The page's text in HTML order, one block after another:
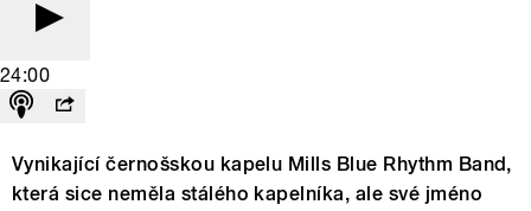
24:00
Vynikající černošskou kapelu Mills Blue Rhythm Band,
která sice neměla stálého kapelníka, ale své jméno